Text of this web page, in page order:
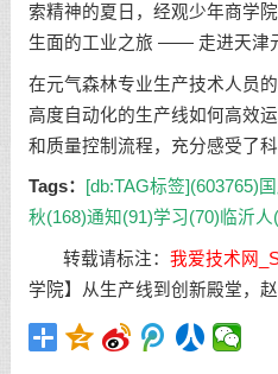
索精神的夏日，经观少年商学
生面的工业之旅 —— 走进天津
在元气森林专业生产技术人员
高度自动化的生产线如何高效
和质量控制流程，充分感受了
Tags： [db:TAG标签](603765)
秋(168)通知(91)学习(70) 临沂人
转载请标注：我爱技术网
学院】从生产线到创新殿堂，